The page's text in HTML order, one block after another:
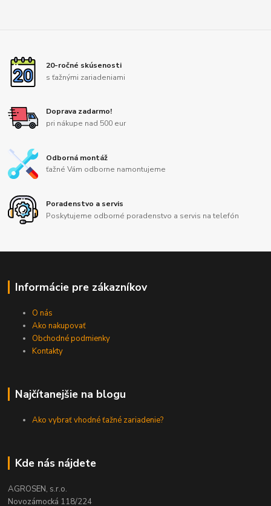
20-ročné skúsenosti
s ťažnými zariadeniami
Doprava zadarmo!
pri nákupe nad 500 eur
Odborná montáž
ťažné Vám odborne namontujeme
Poradenstvo a servis
Poskytujeme odborné poradenstvo a servis na telefón
Informácie pre zákazníkov
O nás
Ako nakupovať
Obchodné podmienky
Kontakty
Najčítanejšie na blogu
Ako vybrať vhodné ťažné zariadenie?
Kde nás nájdete
AGROSEN, s.r.o.
Novozámocká 118/224